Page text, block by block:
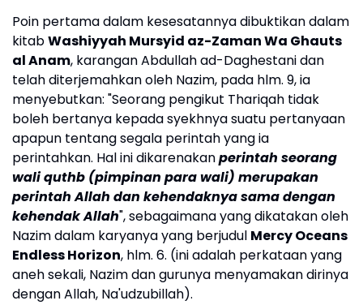
Poin pertama dalam kesesatannya dibuktikan dalam
kitabWashiyyah Mursyid az-Zaman Wa Ghauts
al Anam, karangan Abdullah ad-Daghestani dan
telah diterjemahkan oleh Nazim, pada hlm. 9, ia
menyebutkan: "Seorang pengikut Thariqah tidak
boleh bertanya kepada syekhnya suatu pertanyaan
apapun tentang segala perintah yang ia
perintahkan. Hal ini dikarenakanperintah seorang
wali quthb (pimpinan para wali) merupakan
perintah Allah dan kehendaknya sama dengan
kehendak Allah", sebagaimana yang dikatakan oleh
Nazim dalam karyanya yang berjudul Mercy Oceans
Endless Horizon, hlm. 6. (ini adalah perkataan yang
aneh sekali, Nazim dan gurunya menyamakan dirinya
dengan Allah, Na'udzubillah).